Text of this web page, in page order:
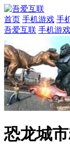
首页 手机游戏 手
吾爱互联 手机游戏
恐龙城